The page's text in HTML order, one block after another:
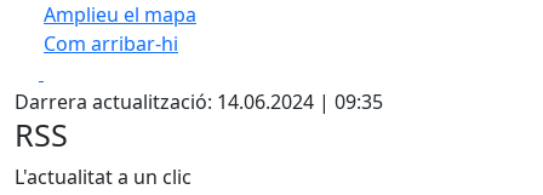
Amplieu el mapa
Com arribar-hi
+
−
Darrera actualització: 14.06.2024 | 09:35
RSS
L'actualitat a un clic